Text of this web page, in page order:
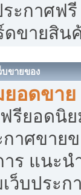
ระกาศฟรี
ดขายสิน
บขายของ
ยอดขา
ฟรียอดนิ
กาศขาย
าร แนะน
ว็บประก